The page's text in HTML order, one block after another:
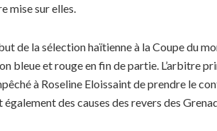
mise sur elles.
de la sélection haïtienne à la Coupe du
bleue et rouge en fin de partie. L’arbitre
à Roseline Eloissaint de prendre le
des causes des revers des